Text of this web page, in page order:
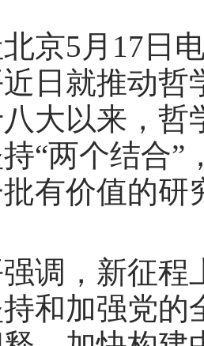
5月17日电
日就推动
大以来，
“两个结合
有价值的
，新征程
和加强党